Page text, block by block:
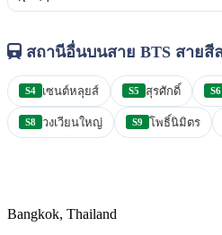
สถานีอื่นบนสาย BTS สายสี
S4 เซนต์หลุยส์ S5 สุรศักดิ์ S6
S8 วงเวียนใหญ่ S9 โพธิ์นิมิตร
Bangkok, Thailand